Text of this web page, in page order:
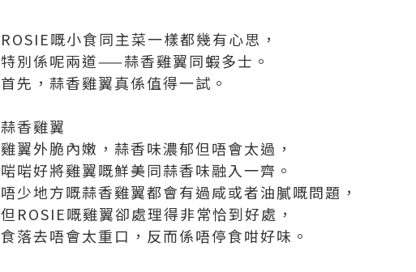
ROSIE嘅小食同主菜一樣都幾有心思，
特別係呢兩道——蒜香雞翼同蝦多士。
首先，蒜香雞翼真係值得一試。
蒜香雞翼
雞翼外脆內嫩，蒜香味濃郁但唔會太過，
啱啱好將雞翼嘅鮮美同蒜香味融入一齊。
唔少地方嘅蒜香雞翼都會有過咸或者油膩嘅問題，
但ROSIE嘅雞翼卻處理得非常恰到好處，
食落去唔會太重口，反而係唔停食咁好味。